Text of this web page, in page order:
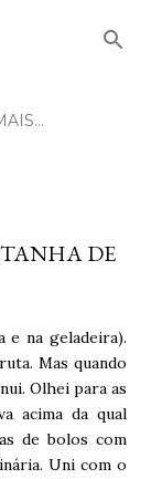
DE
e na geladeira).
Mas quando
Olhei para as
acima da qual
de bolos com
Uni com o